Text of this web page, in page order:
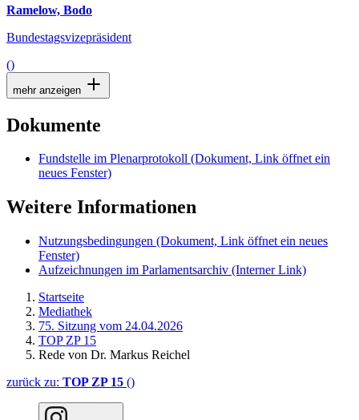
Ramelow, Bodo
Bundestagsvizepräsident
()
mehr anzeigen
Dokumente
Fundstelle im Plenarprotokoll (Dokument, Link öffnet ein
neues Fenster)
Weitere Informationen
Nutzungsbedingungen (Dokument, Link öffnet ein neues
Fenster)
Aufzeichnungen im Parlamentsarchiv (Interner Link)
Startseite
Mediathek
75. Sitzung vom 24.04.2026
TOP ZP 15
Rede von Dr. Markus Reichel
zurück zu: TOP ZP 15 ()